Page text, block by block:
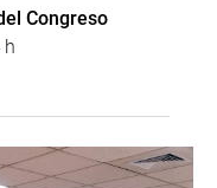
Congreso
h